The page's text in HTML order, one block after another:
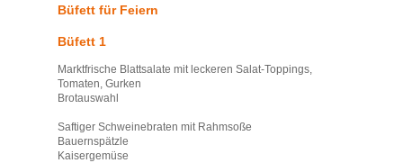
Büfett für Feiern
Büfett 1
Marktfrische Blattsalate mit leckeren Salat-Toppings,
Tomaten, Gurken
Brotauswahl
Saftiger Schweinebraten mit Rahmsoße
Bauernspätzle
Kaisergemüse